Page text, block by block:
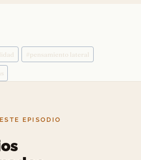
#pensamiento lateral
EPISODIO